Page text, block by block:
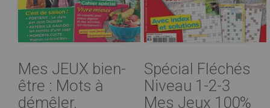
Mes JEUX bien-
être : Mots à
démêler,
Spécial Fléchés
Niveau 1-2-3
Mes Jeux 100%